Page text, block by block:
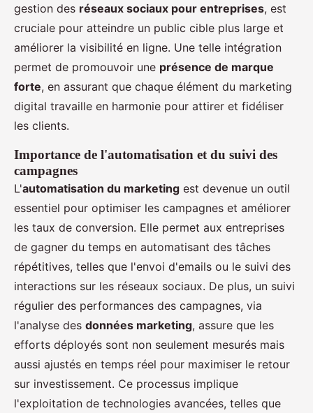
gestion des réseaux sociaux pour entreprises, est
cruciale pour atteindre un public cible plus large et
améliorer la visibilité en ligne. Une telle intégration
permet de promouvoir une présence de marque
forte, en assurant que chaque élément du marketing
digital travaille en harmonie pour attirer et fidéliser
les clients.
Importance de l'automatisation et du suivi des
campagnes
L'automatisation du marketing est devenue un outil
essentiel pour optimiser les campagnes et améliorer
les taux de conversion. Elle permet aux entreprises
de gagner du temps en automatisant des tâches
répétitives, telles que l'envoi d'emails ou le suivi des
interactions sur les réseaux sociaux. De plus, un suivi
régulier des performances des campagnes, via
l'analyse des données marketing, assure que les
efforts déployés sont non seulement mesurés mais
aussi ajustés en temps réel pour maximiser le retour
sur investissement. Ce processus implique
l'exploitation de technologies avancées, telles que